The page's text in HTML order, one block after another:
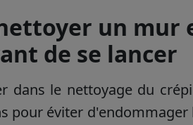
un mur
de se lancer
dans le nettoyage du
pour éviter d'endommager